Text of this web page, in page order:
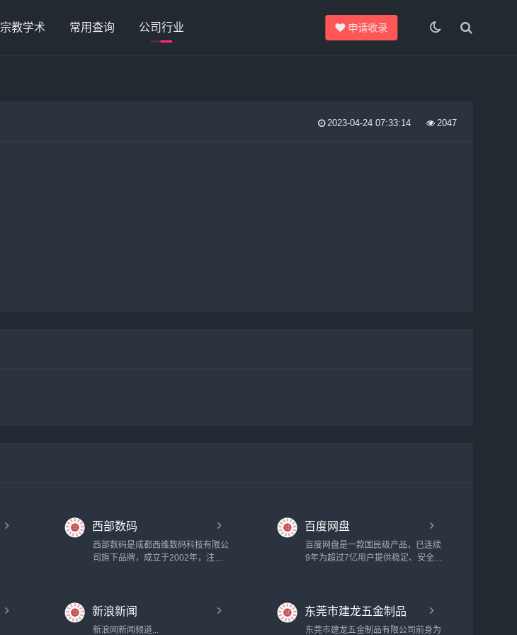
宗教学术 常用查询 公司行业 申请收录
2023-04-24 07:33:14 2047
西部数码
西部数码是成都西维数码科技有限公
司旗下品牌，成立于2002年，注册
箱、主机租用、主机托管、CDN网
百度网盘
百度网盘是一款国民级产品，已连续
9年为超过7亿用户提供稳定、安全的
享、查看和处理...
新浪新闻
新浪网新闻频道...
东莞市建龙五金制品
公司
东莞市建龙五金制品有限公司前身为